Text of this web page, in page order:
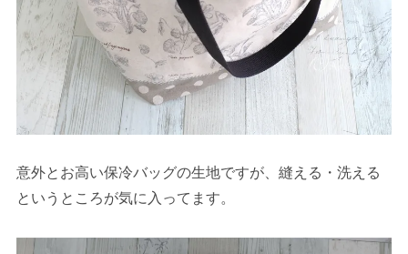
意外とお高い保冷バッグの生地ですが、縫える・洗える
というところが気に入ってます。